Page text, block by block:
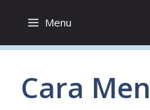
content
Menu
Cara